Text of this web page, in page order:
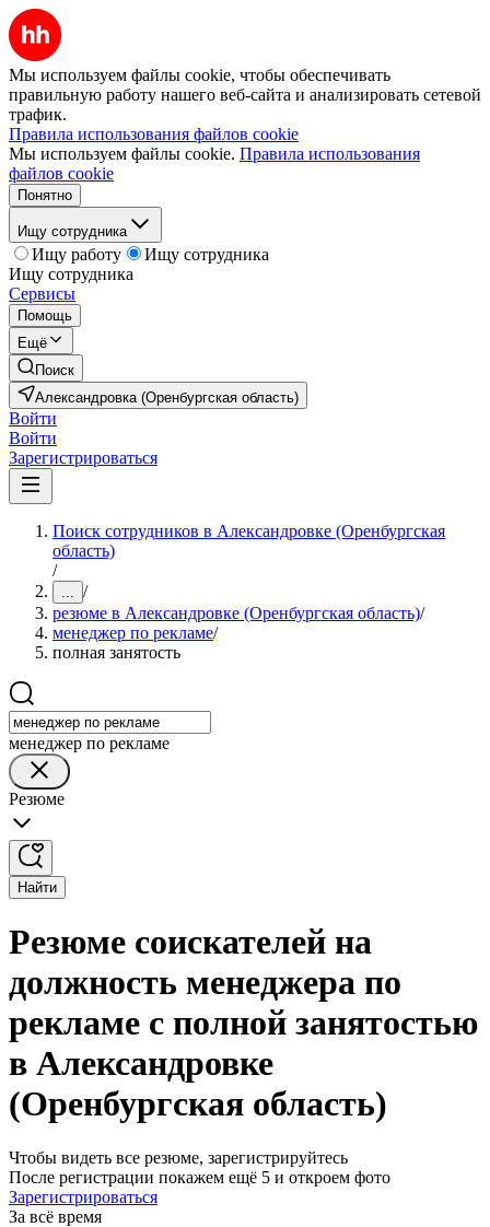
Мы используем файлы cookie, чтобы обеспечивать
правильную работу нашего веб-сайта и анализировать сетевой
трафик.
Правила использования файлов cookie
Мы используем файлы cookie. Правила использования
файлов cookie
Понятно
Ищу сотрудника
Ищу работу
Ищу сотрудника
Ищу сотрудника
Сервисы
Помощь
Ещё
Поиск
Александровка (Оренбургская область)
Войти
Войти
Зарегистрироваться
Поиск сотрудников в Александровке (Оренбургская
область)
/
... /
резюме в Александровке (Оренбургская область)/
менеджер по рекламе/
полная занятость
менеджер по рекламе
Резюме
Найти
Резюме соискателей на
должность менеджера по
рекламе с полной занятостью
в Александровке
(Оренбургская область)
Чтобы видеть все резюме, зарегистрируйтесь
После регистрации покажем ещё 5 и откроем фото
Зарегистрироваться
За всё время